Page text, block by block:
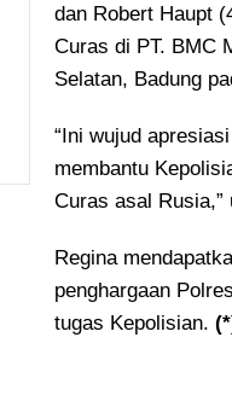
dan Robert Haupt
Curas di PT. BMC
Selatan, Badung
“Ini wujud
membantu
Curas asal Rusia,”
Regina
penghargaan
tugas Kepolisian.